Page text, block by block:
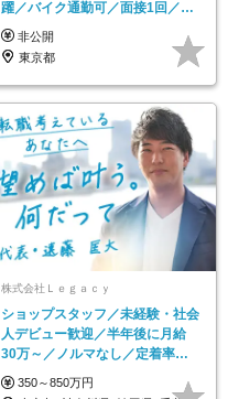
躍／バイク通勤可／面接1回／髪
色・髪型・ヒゲ自由
非公開
東京都
株式会社Ｌｅｇａｃｙ
ショップスタッフ／未経験・社会
人デビュー歓迎／半年後に月給
30万～／ノルマなし／定着率
100％／残業基本なし
350～850万円